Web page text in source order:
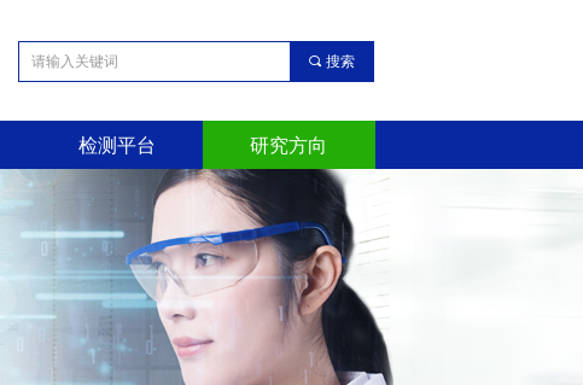
끠 搜索
检测平台 研究方向